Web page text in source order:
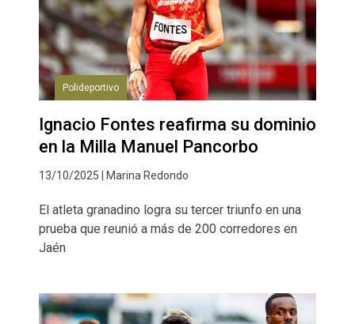
Polideportivo
Ignacio Fontes reafirma su dominio
en la Milla Manuel Pancorbo
13/10/2025 | Marina Redondo
El atleta granadino logra su tercer triunfo en una
prueba que reunió a más de 200 corredores en
Jaén